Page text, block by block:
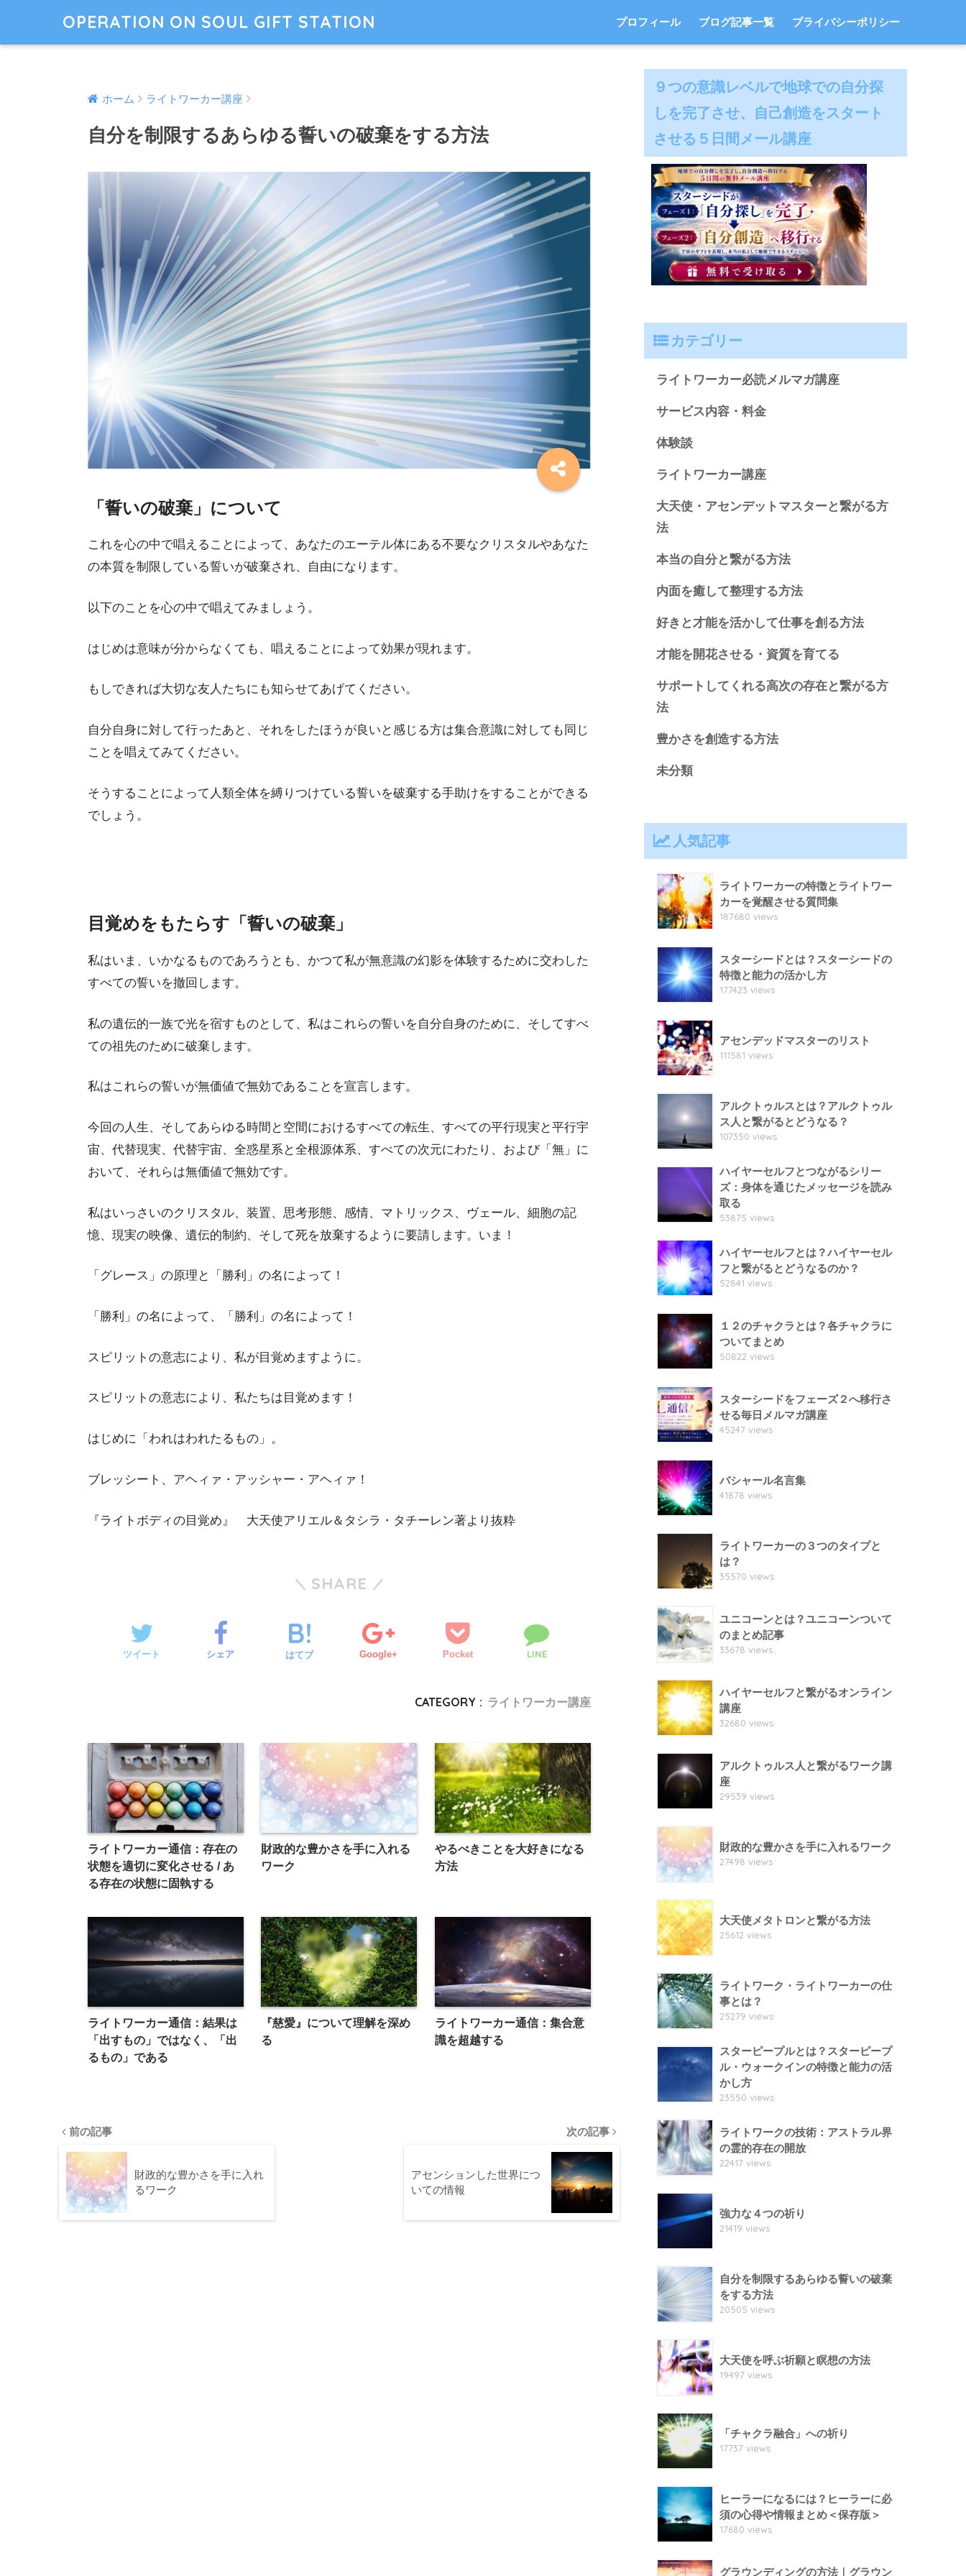
OPERATION ON SOUL GIFT STATION プロフィール ブログ記事一覧 プライバシーポリシー
ホーム ライトワーカー講座
自分を制限するあらゆる誓いの破棄をする方法
「誓いの破棄」について
これを心の中で唱えることによって、あなたのエーテル体にある不要なクリスタルやあなた
の本質を制限している誓いが破棄され、自由になります。
以下のことを心の中で唱えてみましょう。
はじめは意味が分からなくても、唱えることによって効果が現れます。
もしできれば大切な友人たちにも知らせてあげてください。
自分自身に対して行ったあと、それをしたほうが良いと感じる方は集合意識に対しても同じ
ことを唱えてみてください。
そうすることによって人類全体を縛りつけている誓いを破棄する手助けをすることができる
でしょう。
目覚めをもたらす「誓いの破棄」
私はいま、いかなるものであろうとも、かつて私が無意識の幻影を体験するために交わした
すべての誓いを撤回します。
私の遺伝的一族で光を宿すものとして、私はこれらの誓いを自分自身のために、そしてすべ
ての祖先のために破棄します。
私はこれらの誓いが無価値で無効であることを宣言します。
今回の人生、そしてあらゆる時間と空間におけるすべての転生、すべての平行現実と平行宇
宙、代替現実、代替宇宙、全惑星系と全根源体系、すべての次元にわたり、および「無」に
おいて、それらは無価値で無効です。
私はいっさいのクリスタル、装置、思考形態、感情、マトリックス、ヴェール、細胞の記
憶、現実の映像、遺伝的制約、そして死を放棄するように要請します。いま！
「グレース」の原理と「勝利」の名によって！
「勝利」の名によって、「勝利」の名によって！
スピリットの意志により、私が目覚めますように。
スピリットの意志により、私たちは目覚めます！
はじめに「われはわれたるもの」。
ブレッシート、アヘィァ・アッシャー・アヘィァ！
『ライトボディの目覚め』 大天使アリエル＆タシラ・タチーレン著より抜粋
SHARE
ツイート シェア はてブ Google+ Pocket LINE
CATEGORY : ライトワーカー講座
ライトワーカー通信：存在の
状態を適切に変化させる / あ
る存在の状態に固執する
財政的な豊かさを手に入れる
ワーク
やるべきことを大好きになる
方法
ライトワーカー通信：結果は
「出すもの」ではなく、「出
るもの」である
『慈愛』について理解を深め
る
ライトワーカー通信：集合意
識を超越する
前の記事
財政的な豊かさを手に入れ
るワーク
次の記事
アセンションした世界につ
いての情報
９つの意識レベルで地球での自分探
しを完了させ、自己創造をスタート
させる５日間メール講座
カテゴリー
ライトワーカー必読メルマガ講座
サービス内容・料金
体験談
ライトワーカー講座
大天使・アセンデットマスターと繋がる方
法
本当の自分と繋がる方法
内面を癒して整理する方法
好きと才能を活かして仕事を創る方法
才能を開花させる・資質を育てる
サポートしてくれる高次の存在と繋がる方
法
豊かさを創造する方法
未分類
人気記事
ライトワーカーの特徴とライトワー
カーを覚醒させる質問集
187680 views
スターシードとは？スターシードの
特徴と能力の活かし方
177423 views
アセンデッドマスターのリスト
111581 views
アルクトゥルスとは？アルクトゥル
ス人と繋がるとどうなる？
107350 views
ハイヤーセルフとつながるシリー
ズ：身体を通じたメッセージを読み
取る
53875 views
ハイヤーセルフとは？ハイヤーセル
フと繋がるとどうなるのか？
52841 views
１２のチャクラとは？各チャクラに
ついてまとめ
50822 views
スターシードをフェーズ２へ移行さ
せる毎日メルマガ講座
45247 views
バシャール名言集
41878 views
ライトワーカーの３つのタイプと
は？
35570 views
ユニコーンとは？ユニコーンついて
のまとめ記事
33678 views
ハイヤーセルフと繋がるオンライン
講座
32680 views
アルクトゥルス人と繋がるワーク講
座
29539 views
財政的な豊かさを手に入れるワーク
27498 views
大天使メタトロンと繋がる方法
25612 views
ライトワーク・ライトワーカーの仕
事とは？
25279 views
スターピープルとは？スターピープ
ル・ウォークインの特徴と能力の活
かし方
23550 views
ライトワークの技術：アストラル界
の霊的存在の開放
22417 views
強力な４つの祈り
21419 views
自分を制限するあらゆる誓いの破棄
をする方法
20505 views
大天使を呼ぶ祈願と瞑想の方法
19497 views
「チャクラ融合」への祈り
17737 views
ヒーラーになるには？ヒーラーに必
須の心得や情報まとめ＜保存版＞
17680 views
グラウンディングの方法｜グラウン